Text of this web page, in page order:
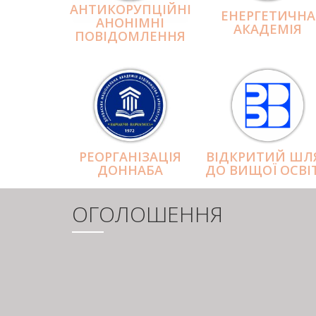
АНТИКОРУПЦІЙНІ
АНОНІМНІ
ПОВІДОМЛЕННЯ
ЕНЕРГЕТИЧНА
АКАДЕМІЯ
РЕОРГАНІЗАЦІЯ
ДОННАБА
ВІДКРИТИЙ
ДО ВИЩОЇ
ОГОЛОШЕННЯ